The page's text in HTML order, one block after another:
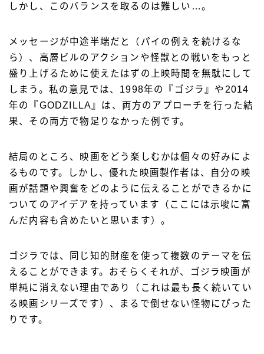
しかし、このバランスを取るのは難しい…。
メッセージが中途半端だと（パイの例えを続けるな
ら）、高層ビルのアクションや怪獣との戦いをもっと
盛り上げるために使えたはずの上映時間を無駄にして
しまう。私の意見では、1998年の『ゴジラ』や2014
年の『GODZILLA』は、両方のアプローチを行った結
果、その両方で物足りなかった例です。
結局のところ、映画をどう楽しむかは個々の好みによ
るものです。しかし、優れた映画製作者は、
自分の映
画が話題や興奮をどのように伝えることができるかに
ついてのアイデアを持っています（ここには示唆に富
んだ内容も含めたいと思います）。
ゴジラでは、同じ知的財産を使って複数のテーマを伝
えることができます。おそらくそれが、ゴジラ映画が
単純に消えない理由であり（これは最も長く続いてい
る映画シリーズです）、まるで倒せない怪物にぴった
りです。